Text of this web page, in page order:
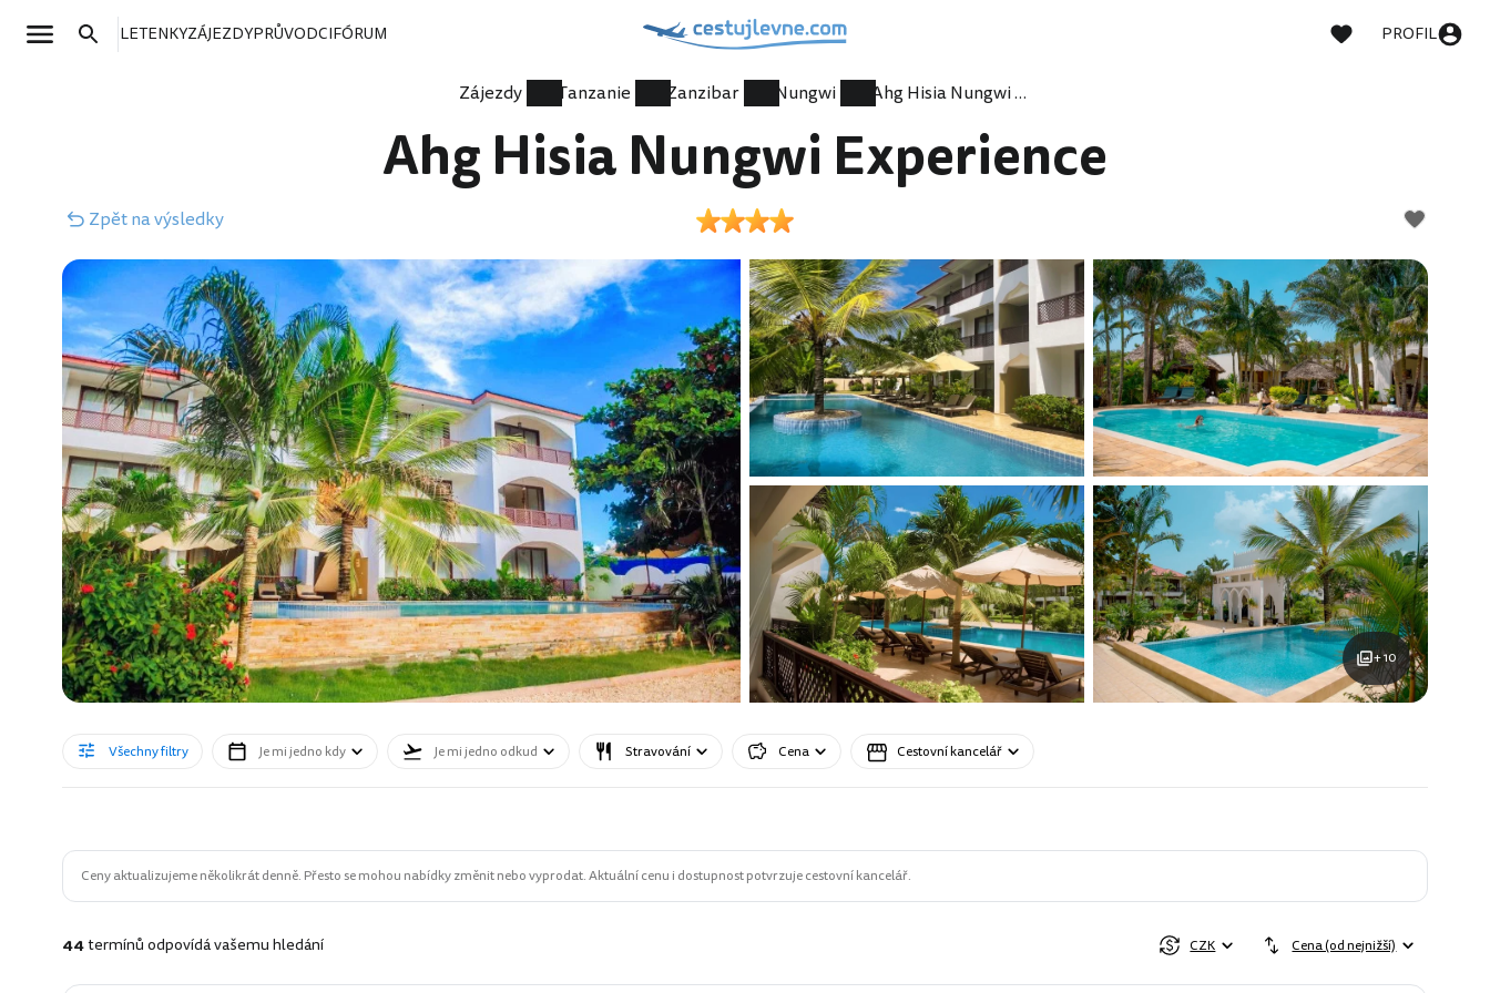
LETENKYZÁJEZDYPRŮVODCIFÓRUM PROFIL
Zájezdy Tanzanie Zanzibar Nungwi Ahg Hisia Nungwi Experience
Ahg Hisia Nungwi Experience
Zpětna výsledky
+ 10
Všechny filtry Je mi jedno kdy Je mi jedno odkud Stravování Cena Cestovní kancelář
Ceny aktualizujeme několikrát denně. Přesto se mohou nabídky změnit nebo vyprodat. Aktuální cenu i dostupnost potvrzuje cestovní kancelář.
44termínů odpovídá vašemu hledání CZK Cena (od nejnižší)